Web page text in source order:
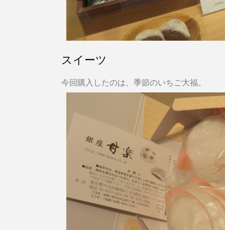
スイーツ
今回購入したのは、季節のいちご大福。